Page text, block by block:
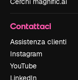
Contattaci
Assistenza clienti
Instagram
YouTube
LinkedIn